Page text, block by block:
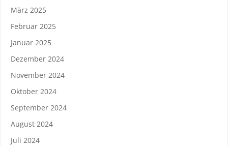
März 2025
Februar 2025
Januar 2025
Dezember 2024
November 2024
Oktober 2024
September 2024
August 2024
Juli 2024